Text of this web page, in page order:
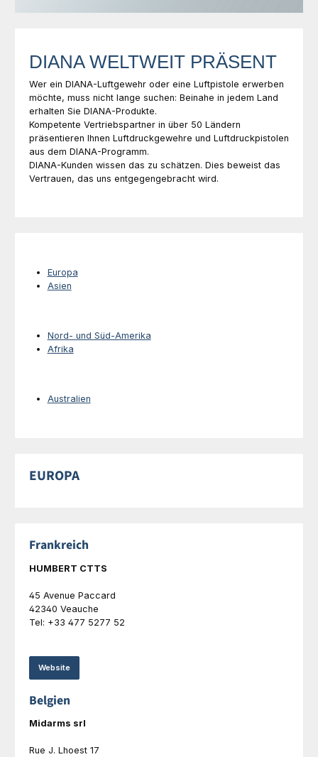
DIANA WELTWEIT PRÄSENT
Wer ein DIANA-Luftgewehr oder eine Luftpistole erwerben
möchte, muss nicht lange suchen: Beinahe in jedem Land
erhalten Sie DIANA-Produkte.
Kompetente Vertriebspartner in über 50 Ländern
präsentieren Ihnen Luftdruckgewehre und Luftdruckpistolen
aus dem DIANA-Programm.
DIANA-Kunden wissen das zu schätzen. Dies beweist das
Vertrauen, das uns entgegengebracht wird.
Europa
Asien
Nord- und Süd-Amerika
Afrika
Australien
EUROPA
Frankreich
HUMBERT CTTS
45 Avenue Paccard
42340 Veauche
Tel: +33 477 5277 52
Website
Belgien
Midarms srl
Rue J. Lhoest 17